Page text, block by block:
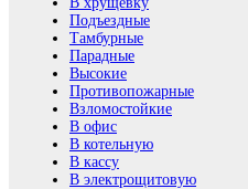
Подъездные
Тамбурные
Парадные
Высокие
Противопожарные
Взломостойкие
В офис
В котельную
В кассу
В электрощитовую